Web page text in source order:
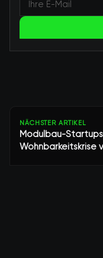
NÄCHSTER ARTIKEL
Modulbau-
Wohnbarkeitskrise